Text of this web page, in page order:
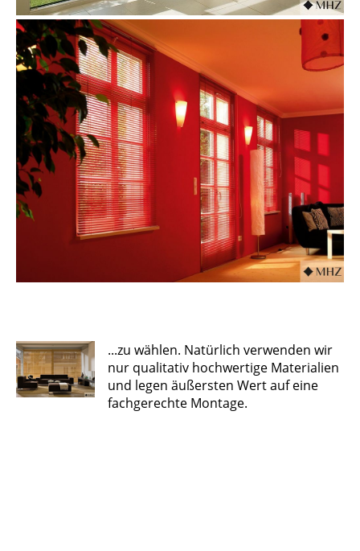
...zu wählen. Natürlich verwenden wir
nur qualitativ hochwertige Materialien
und legen äußersten Wert auf eine
fachgerechte Montage.